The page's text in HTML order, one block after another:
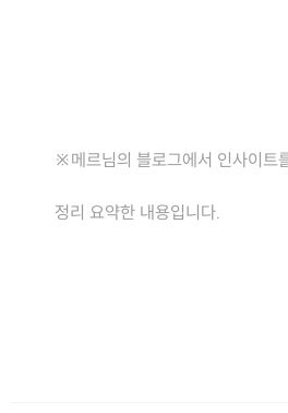
※메르님의 블로그에서 인사이트
정리 요약한 내용입니다.